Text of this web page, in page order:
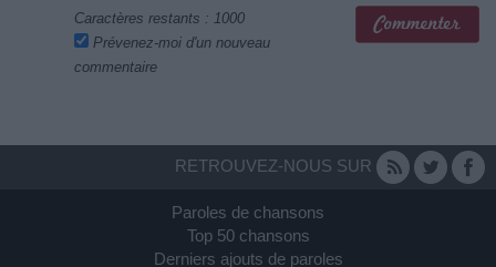
Caractères restants : 1000
Prévenez-moi d'un nouveau
commentaire
RETROUVEZ-NOUS SUR
Paroles de chansons
Top 50 chansons
Derniers ajouts de paroles